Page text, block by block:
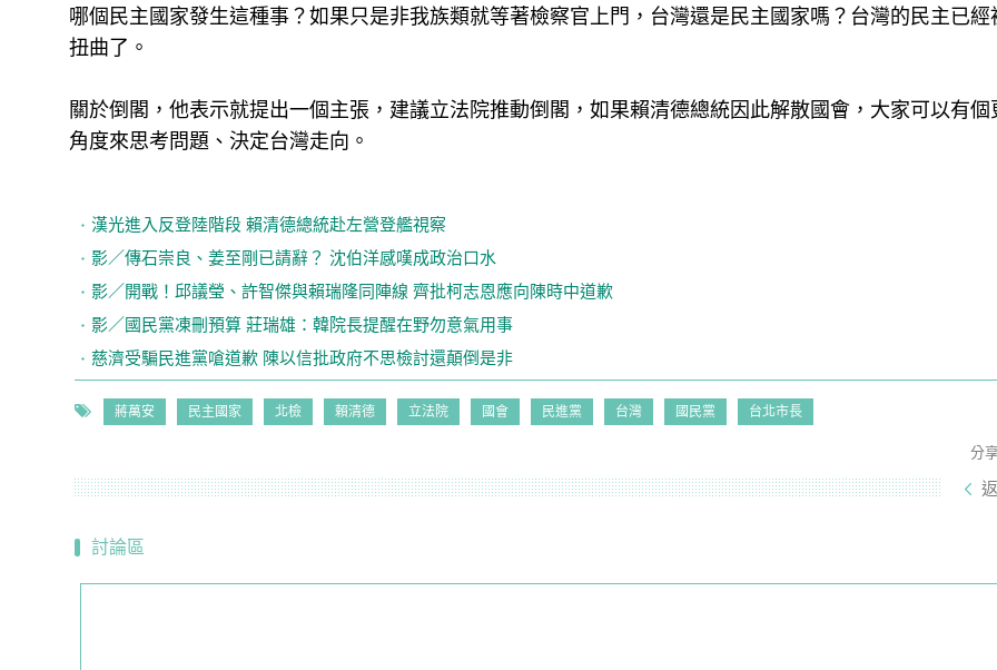
哪個民主國家發生這種事？如果只是非我族類就等著檢察官上門，台灣還是民主國家嗎？台灣的民主已經
扭曲了。
關於倒閣，他表示就提出一個主張，建議立法院推動倒閣，如果賴清德總統因此解散國會，大家可以有個
角度來思考問題、決定台灣走向。
漢光進入反登陸階段 賴清德總統赴左營登艦視察
影／傳石崇良、姜至剛已請辭？ 沈伯洋感嘆成政治口水
影／開戰！邱議瑩、許智傑與賴瑞隆同陣線 齊批柯志恩應向陳時中道歉
影／國民黨凍刪預算 莊瑞雄：韓院長提醒在野勿意氣用事
慈濟受騙民進黨嗆道歉 陳以信批政府不思檢討還顛倒是非
蔣萬安 民主國家 北檢 賴清德 立法院 國會 民進黨 台灣 國民黨 台北市長
分
討論區